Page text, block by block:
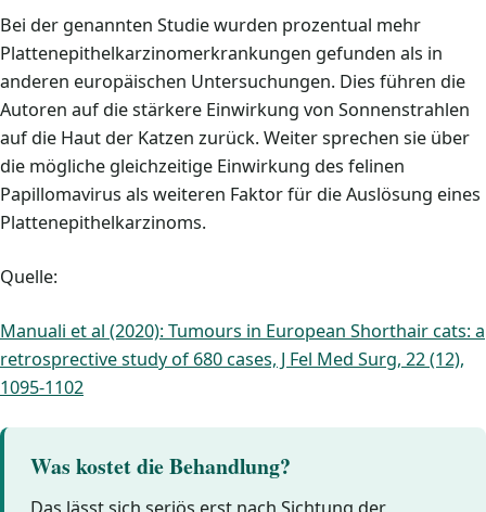
Bei der genannten Studie wurden prozentual mehr
Plattenepithelkarzinomerkrankungen gefunden als in
anderen europäischen Untersuchungen. Dies führen die
Autoren auf die stärkere Einwirkung von Sonnenstrahlen
auf die Haut der Katzen zurück. Weiter sprechen sie über
die mögliche gleichzeitige Einwirkung des felinen
Papillomavirus als weiteren Faktor für die Auslösung eines
Plattenepithelkarzinoms.
Quelle:
Manuali et al (2020): Tumours in European Shorthair cats: a
retrosprective study of 680 cases, J Fel Med Surg, 22 (12),
1095-1102
Was kostet die Behandlung?